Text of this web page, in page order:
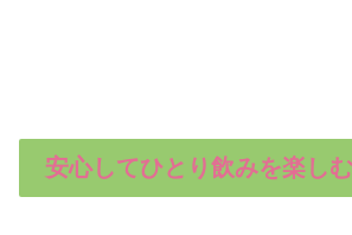
安心してひとり飲みを楽し